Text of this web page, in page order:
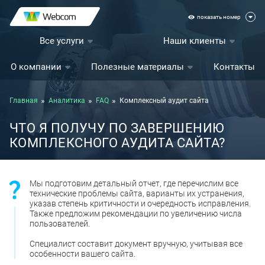
показать номер
Все услуги Наши клиенты
О компании Полезные материалы Контакты
Главная Аналитика FAQ Комплексный аудит сайта
ЧТО Я ПОЛУЧУ ПО ЗАВЕРШЕНИЮ
КОМПЛЕКСНОГО АУДИТА САЙТА?
Мы подготовим детальный отчет, где перечислим все
технические проблемы сайта, варианты их устранения,
указав степень критичности и очередность исправления.
Также предложим рекомендации по увеличению числа
пользователей.
Специалист составит документ вручную, учитывая все
особенности вашего сайта.